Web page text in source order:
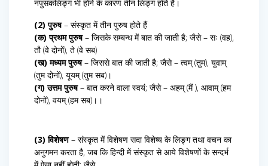
नपुंसकलिङ्ग भी होने के कारण तीन लिङ्ग होते हैं।
(2) पुरुष– संस्कृत में तीन पुरुष होते हैं
(क) प्रथम पुरुष– जिसके सम्बन्ध में बात की जाती है; जैसे – सः (वह),
तौ (वे दोनों), ते (वे सब)
(ख) मध्यम पुरुष– जिससे बात की जाती है; जैसे – त्वम् (तुम), युवाम्
(तुम दोनों), यूयम् (तुम सब)।
(ग) उत्तम पुरुष– बात करने वाला स्वयं; जैसे – अहम् (मैं ), आवाम् (हम
दोनों), वयम् (हम सब)।।
(3) विशेषण– संस्कृत में विशेषण सदा विशेष्य के लिङ्ग तथा वचन का
अनुगमन करता है, जब कि हिन्दी में संस्कृत से आये विशेषणों के सन्दर्भ